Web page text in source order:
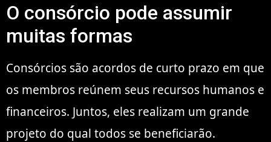
O consórcio pode assumir
muitas formas
Consórcios são acordos de curto prazo em que
os membros reúnem seus recursos humanos e
financeiros. Juntos, eles realizam um grande
projeto do qual todos se beneficiarão.